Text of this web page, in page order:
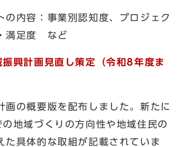
内容：事業別認知度、プロジェク
満足度 など
興計画見直し策定（令和8年度ま
の概要版を配布しました。新たに
地域づくりの方向性や地域住民の
た具体的な取組が記載されていま